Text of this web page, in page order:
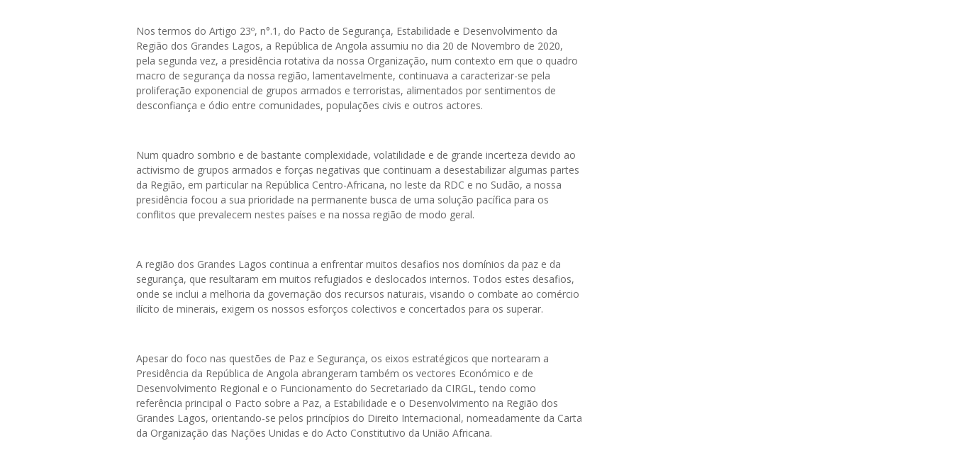
Nos termos do Artigo 23º, n°.1, do Pacto de Segurança, Estabilidade e Desenvolvimento da
Região dos Grandes Lagos, a República de Angola assumiu no dia 20 de Novembro de 2020,
pela segunda vez, a presidência rotativa da nossa Organização, num contexto em que o quadro
macro de segurança da nossa região, lamentavelmente, continuava a caracterizar-se pela
proliferação exponencial de grupos armados e terroristas, alimentados por sentimentos de
desconfiança e ódio entre comunidades, populações civis e outros actores.
Num quadro sombrio e de bastante complexidade, volatilidade e de grande incerteza devido ao
activismo de grupos armados e forças negativas que continuam a desestabilizar algumas partes
da Região, em particular na República Centro-Africana, no leste da RDC e no Sudão, a nossa
presidência focou a sua prioridade na permanente busca de uma solução pacífica para os
conflitos que prevalecem nestes países e na nossa região de modo geral.
A região dos Grandes Lagos continua a enfrentar muitos desafios nos domínios da paz e da
segurança, que resultaram em muitos refugiados e deslocados internos. Todos estes desafios,
onde se inclui a melhoria da governação dos recursos naturais, visando o combate ao comércio
ilícito de minerais, exigem os nossos esforços colectivos e concertados para os superar.
Apesar do foco nas questões de Paz e Segurança, os eixos estratégicos que nortearam a
Presidência da República de Angola abrangeram também os vectores Económico e de
Desenvolvimento Regional e o Funcionamento do Secretariado da CIRGL, tendo como
referência principal o Pacto sobre a Paz, a Estabilidade e o Desenvolvimento na Região dos
Grandes Lagos, orientando-se pelos princípios do Direito Internacional, nomeadamente da Carta
da Organização das Nações Unidas e do Acto Constitutivo da União Africana.